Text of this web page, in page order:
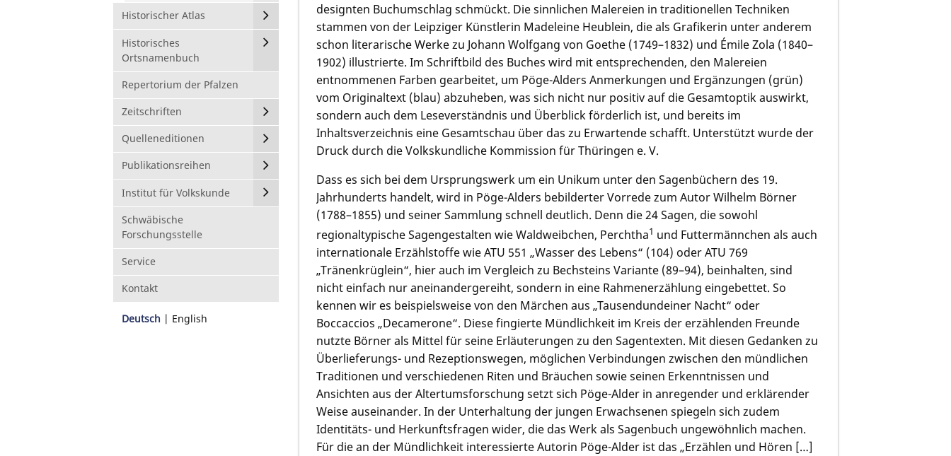
Historischer Atlas
Historisches
Ortsnamenbuch
Repertorium der Pfalzen
Zeitschriften
Quelleneditionen
Publikationsreihen
Institut für Volkskunde
Schwäbische
Forschungsstelle
Service
Kontakt
Deutsch English
designten Buchumschlag schmückt. Die sinnlichen Malereien in traditionellen Techniken
stammen von der Leipziger Künstlerin Madeleine Heublein, die als Grafikerin unter anderem
schon literarische Werke zu Johann Wolfgang von Goethe (1749–1832) und Émile Zola (1840–
1902) illustrierte. Im Schriftbild des Buches wird mit entsprechenden, den Malereien
entnommenen Farben gearbeitet, um Pöge-Alders Anmerkungen und Ergänzungen (grün)
vom Originaltext (blau) abzuheben, was sich nicht nur positiv auf die Gesamtoptik auswirkt,
sondern auch dem Leseverständnis und Überblick förderlich ist, und bereits im
Inhaltsverzeichnis eine Gesamtschau über das zu Erwartende schafft. Unterstützt wurde der
Druck durch die Volkskundliche Kommission für Thüringen e. V.
Dass es sich bei dem Ursprungswerk um ein Unikum unter den Sagenbüchern des 19.
Jahrhunderts handelt, wird in Pöge-Alders bebilderter Vorrede zum Autor Wilhelm Börner
(1788–1855) und seiner Sammlung schnell deutlich. Denn die 24 Sagen, die sowohl
regionaltypische Sagengestalten wie Waldweibchen, Perchtha1 und Futtermännchen als auch
internationale Erzählstoffe wie ATU 551 „Wasser des Lebens“ (104) oder ATU 769
„Tränenkrüglein“, hier auch im Vergleich zu Bechsteins Variante (89–94), beinhalten, sind
nicht einfach nur aneinandergereiht, sondern in eine Rahmenerzählung eingebettet. So
kennen wir es beispielsweise von den Märchen aus „Tausendundeiner Nacht“ oder
Boccaccios „Decamerone“. Diese fingierte Mündlichkeit im Kreis der erzählenden Freunde
nutzte Börner als Mittel für seine Erläuterungen zu den Sagentexten. Mit diesen Gedanken zu
Überlieferungs- und Rezeptionswegen, möglichen Verbindungen zwischen den mündlichen
Traditionen und verschiedenen Riten und Bräuchen sowie seinen Erkenntnissen und
Ansichten aus der Altertumsforschung setzt sich Pöge-Alder in anregender und erklärender
Weise auseinander. In der Unterhaltung der jungen Erwachsenen spiegeln sich zudem
Identitäts- und Herkunftsfragen wider, die das Werk als Sagenbuch ungewöhnlich machen.
Für die an der Mündlichkeit interessierte Autorin Pöge-Alder ist das „Erzählen und Hören […]